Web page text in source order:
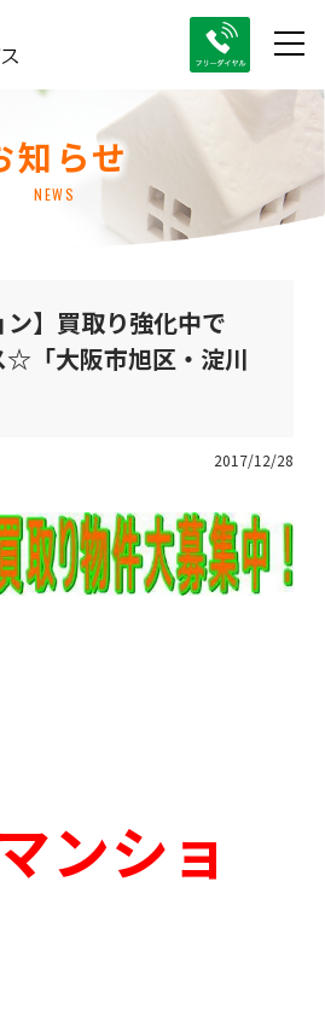
知らせ
NEWS
ン】買取り強化中で
「大阪市旭区・淀川
2017/12/28
ンショ